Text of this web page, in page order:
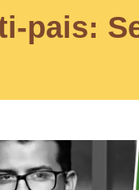
pais: